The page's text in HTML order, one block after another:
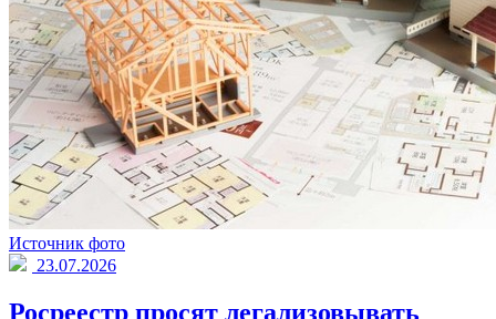
Источник фото
23.07.2026
Росреестр просят легализовывать